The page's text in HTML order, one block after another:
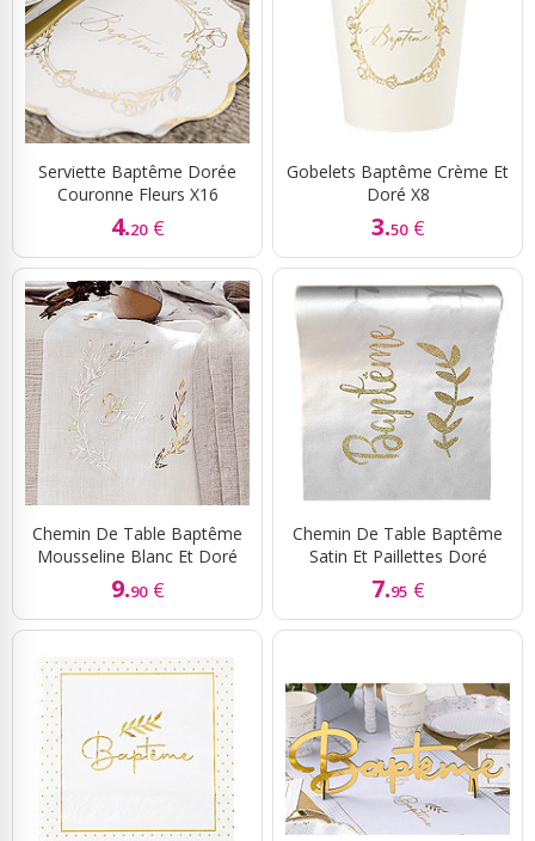
Serviette Baptême Dorée
Couronne Fleurs X16
4.20 €
Gobelets Baptême Crème Et
Doré X8
3.50 €
Chemin De Table Baptême
Mousseline Blanc Et Doré
9.90 €
Chemin De Table Baptême
Satin Et Paillettes Doré
7.95 €